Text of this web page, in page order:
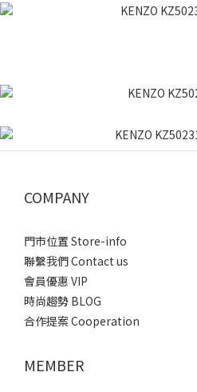
COMPANY
門市位置 Store-info
聯繫我們 Contact us
會員優惠 VIP
時尚趨勢 BLOG
合作提案 Cooperation
MEMBER